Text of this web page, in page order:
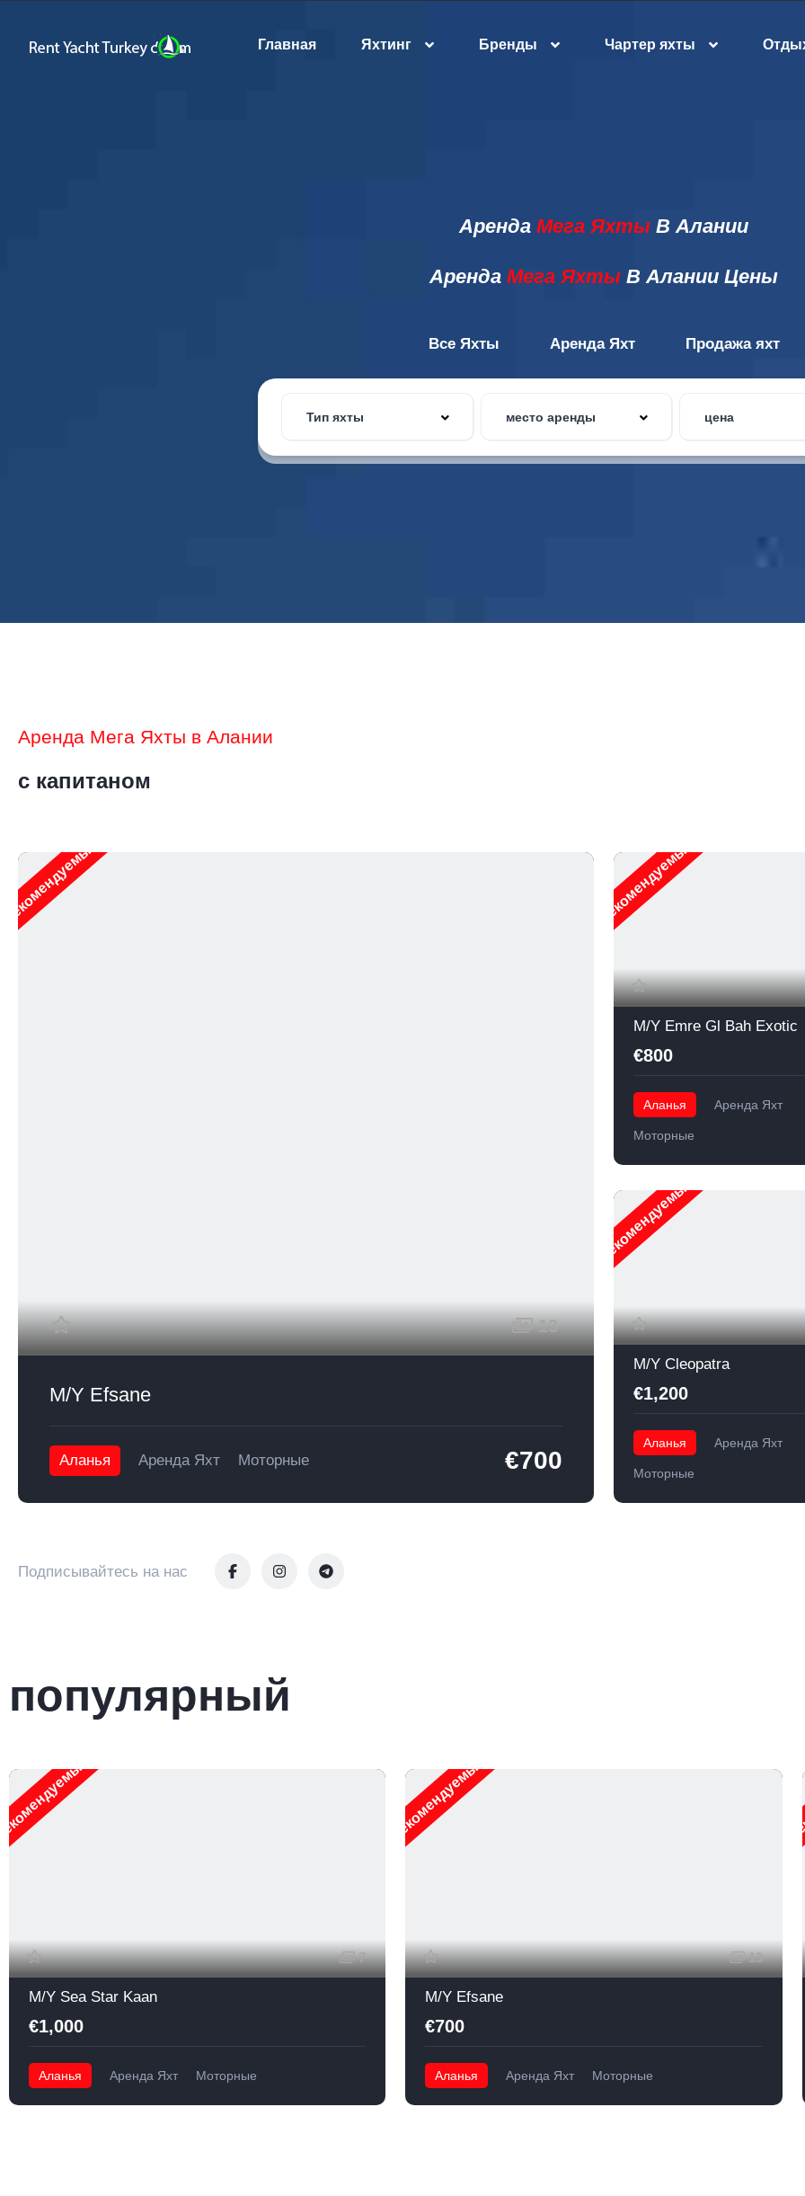
Главная Яхтинг Бренды Чартер яхты
Аренда Мега Яхты В Алании
Аренда Мега Яхты В Алании Цены
Все Яхты Аренда Яхт Продажа яхт
Тип яхты место аренды цена
Аренда Мега Яхты в Алании
с капитаном
Рекомендуемые
13
M/Y Efsane
Аланья Аренда Яхт Моторные €700
Рекомендуемые
M/Y Emre Gl Bah Exotic
€800
Аланья Аренда Яхт
Моторные
Рекомендуемые
M/Y Cleopatra
€1,200
Аланья Аренда Яхт
Моторные
Подписывайтесь на нас
популярный
7
M/Y Sea Star Kaan
€1,000
Аланья Аренда Яхт Моторные
Рекомендуемые
13
M/Y Efsane
€700
Аланья Аренда Яхт Моторные